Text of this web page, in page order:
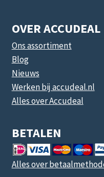
OVER ACCUDEAL
Ons assortiment
Blog
Nieuws
Werken bij accudeal.nl
Alles over Accudeal
BETALEN
Alles over